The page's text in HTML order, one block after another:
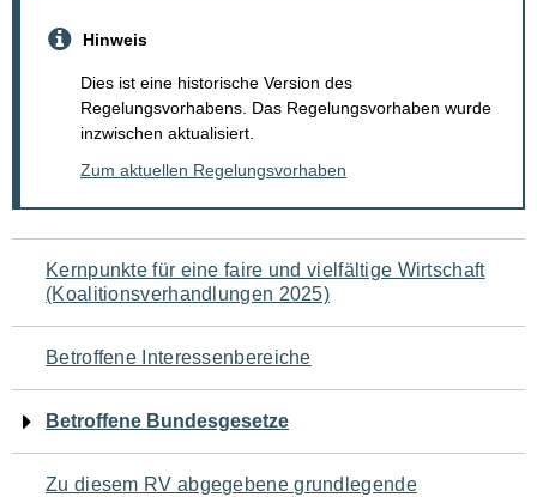
Hinweis
Dies ist eine historische Version des
Regelungsvorhabens. Das Regelungsvorhaben wurde
inzwischen aktualisiert.
Zum aktuellen Regelungsvorhaben
Navigation
für
den
Seiteninhalt
Kernpunkte für eine faire und vielfältige Wirtschaft
(Koalitionsverhandlungen 2025)
Betroffene Interessenbereiche
Betroffene Bundesgesetze
Zu diesem RV abgegebene grundlegende